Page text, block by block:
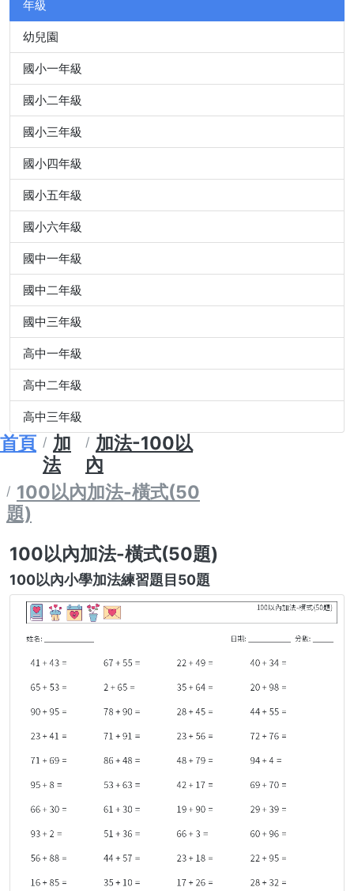
年級
幼兒園
國小一年級
國小二年級
國小三年級
國小四年級
國小五年級
國小六年級
國中一年級
國中二年級
國中三年級
高中一年級
高中二年級
高中三年級
首頁
加
法
加法-100以
內
100以內加法-橫式(50
題)
100以內加法-橫式(50題)
100以內小學加法練習題目50題